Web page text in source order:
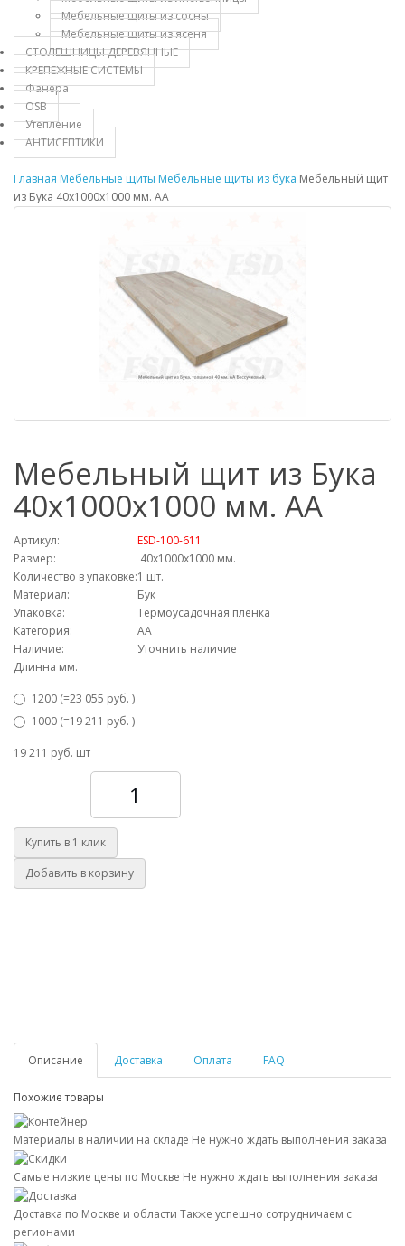
Мебельные щиты из сосны
Мебельные щиты из ясеня
СТОЛЕШНИЦЫ ДЕРЕВЯННЫЕ
КРЕПЕЖНЫЕ СИСТЕМЫ
Фанера
OSB
Утепление
АНТИСЕПТИКИ
Главная Мебельные щиты Мебельные щиты из бука Мебельный щит
из Бука 40х1000х1000 мм. AA
Мебельный щит из Бука
40х1000х1000 мм. AA
Артикул:
ESD-100-611
Размер:
40х1000х1000 мм.
Количество в упаковке:1 шт.
Материал:
Бук
Упаковка:
Термоусадочная пленка
Категория:
АА
Наличие:
Уточнить наличие
Длинна мм.
1200 (=23 055 руб. )
1000 (=19 211 руб. )
19 211 руб. шт
Купить в 1 клик
Добавить в корзину
Описание Доставка Оплата FAQ
Похожие товары
Материалы в наличии на складе Не нужно ждать выполнения заказа
Самые низкие цены по Москве Не нужно ждать выполнения заказа
Доставка по Москве и области Также успешно сотрудничаем с
регионами